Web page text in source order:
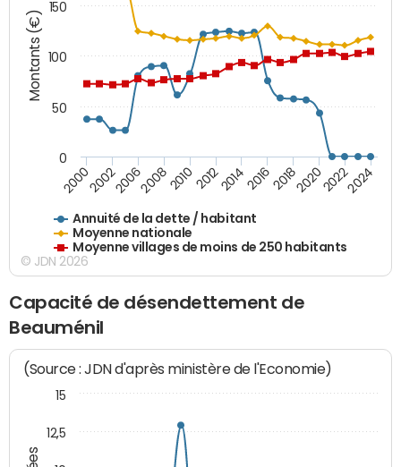
Montants (€)
Annuité de la dette / habitant
Moyenne nationale
Moyenne villages de moins de 250 habitants
200020022006200820102012201420162018202020222024
0
50
100
150
© JDN 2026
Capacité de désendettement de
Beauménil
(Source : JDN d'après ministère de l'Economie)
12,5
15